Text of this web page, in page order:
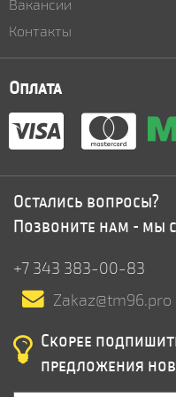
Вакансии
Контакты
Оплата
Остались вопросы?
Позвоните нам - мы
+7 343 383-00-83
Zakaz@tm96.pro
Скорее
предложения